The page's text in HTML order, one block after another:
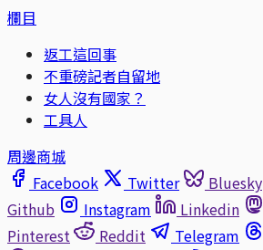
欄目
返工這回事
不重磅記者自留地
女人沒有國家？
工具人
周邊商城
Facebook
Twitter Bluesky
Github
Instagram Linkedin
Pinterest
Reddit Telegram